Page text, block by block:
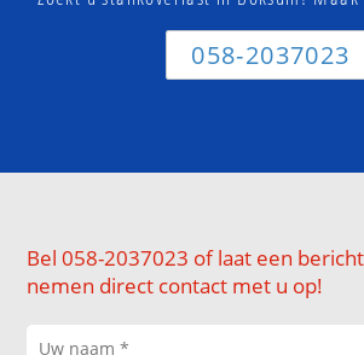
058-2037023
Bel 058-2037023 of laat een
nemen direct contact met u op!